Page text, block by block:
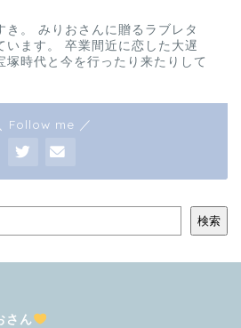
き。 みりおさんに贈るラブレタ
います。 卒業間近に恋した大遅
塚時代と今を行ったり来たりして
Follow me ／
検索
さん